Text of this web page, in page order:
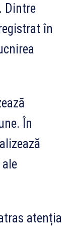
Dintre
în
În
atenția